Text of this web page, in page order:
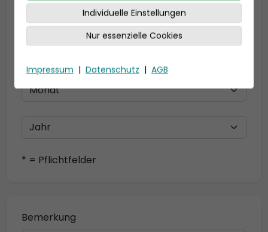
Geburtsdatum
* = Pflichtfelder
Bemerkung
Individuelle Einstellungen
Nur essenzielle Cookies
Impressum | Datenschutz | AGB